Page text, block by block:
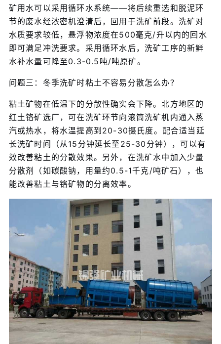
矿用水可以采用循环水系统——将后续重选和脱泥环
节的废水经浓密机澄清后，回用于洗矿前段。洗矿对
水质要求较低，悬浮物浓度在500毫克/升以内的回水
即可满足冲洗要求。采用循环水后，洗矿工序的新鲜
水补水量可降至0.3-0.5吨/吨原矿。
问题三：冬季洗矿时粘土不容易分散怎么办？
粘土矿物在低温下的分散性确实会下降。北方地区的
红土铬矿选厂，可在洗矿环节向滚筒洗矿机内通入蒸
汽或热水，将水温提高到20-30摄氏度。配合适当延
长洗矿时间（从15分钟延长至25-30分钟），可以有
效改善粘土的分散效果。另外，在洗矿水中加入少量
分散剂（如碳酸钠，用量约0.5-1千克/吨矿石），也
能改善粘土与铬矿物的分离效率。